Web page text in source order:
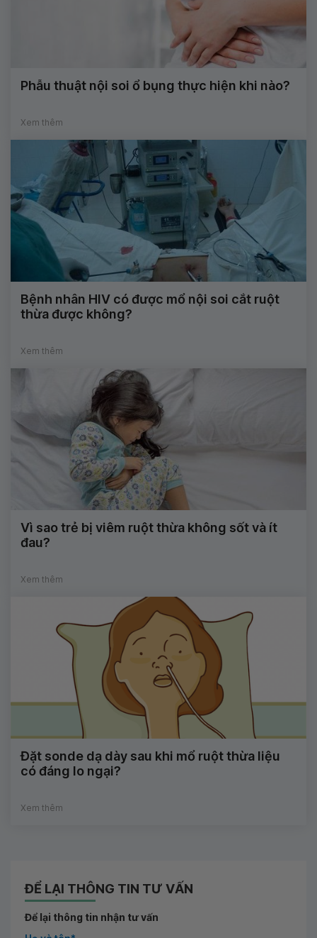
Phẫu thuật nội soi ổ bụng thực hiện khi nào?
Xem thêm
Bệnh nhân HIV có được mổ nội soi cắt ruột
thừa được không?
Xem thêm
Vì sao trẻ bị viêm ruột thừa không sốt và ít
đau?
Xem thêm
Đặt sonde dạ dày sau khi mổ ruột thừa liệu
có đáng lo ngại?
Xem thêm
ĐỂ LẠI THÔNG TIN TƯ VẤN
Để lại thông tin nhận tư vấn